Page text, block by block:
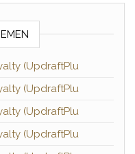
(UpdraftPlu
(UpdraftPlu
(UpdraftPlu
(UpdraftPlu